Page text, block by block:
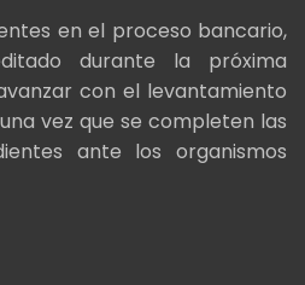
en el proceso bancario,
durante la próxima
con el levantamiento
vez que se completen las
ante los organismos